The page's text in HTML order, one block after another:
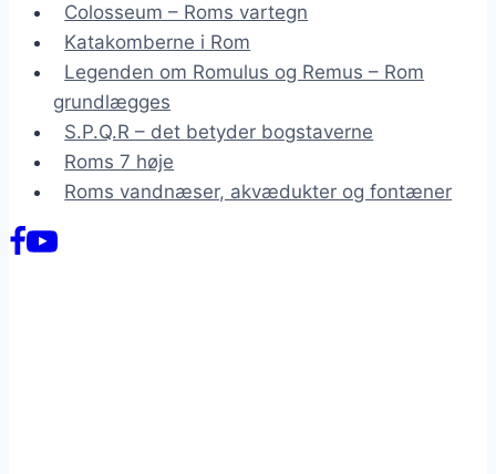
Colosseum – Roms vartegn
Katakomberne i Rom
Legenden om Romulus og Remus – Rom
grundlægges
S.P.Q.R – det betyder bogstaverne
Roms 7 høje
Roms vandnæser, akvædukter og fontæner